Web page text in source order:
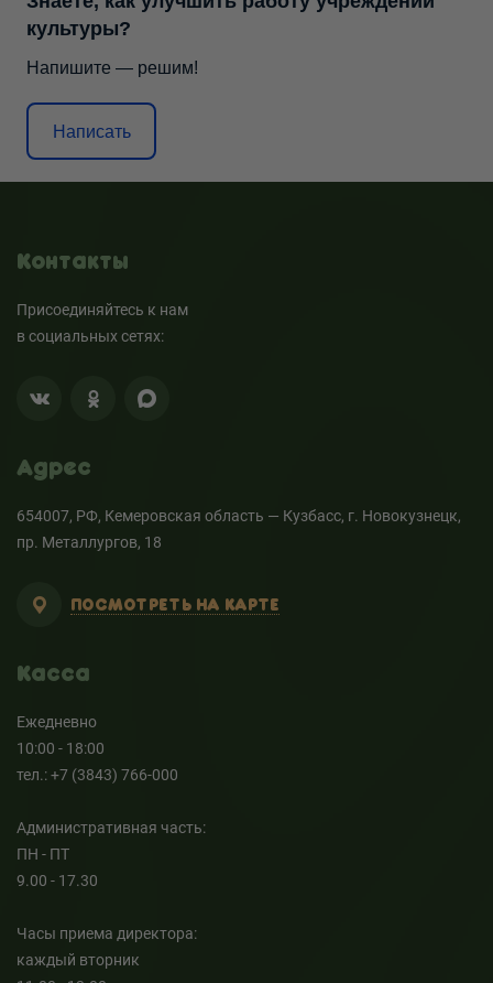
культуры?
Напишите — решим!
Написать
Контакты
Присоединяйтесь к нам
в социальных сетях:
Адрес
654007, РФ, Кемеровская область — Кузбасс, г. Новокузнецк,
пр. Металлургов, 18
ПОСМОТРЕТЬ НА КАРТЕ
Касса
Ежедневно
10:00 - 18:00
тел.: +7 (3843) 766-000
Административная часть:
ПН - ПТ
9.00 - 17.30
Часы приема директора:
каждый вторник